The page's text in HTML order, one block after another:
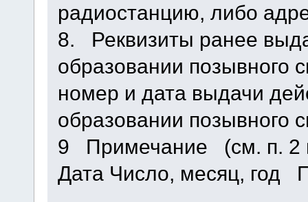
радиостанцию, либо
8. Реквизиты ранее
образовании позывного
номер и дата выдачи
образовании позывного
9 Примечание (см. п. 2
Дата Число, месяц, год